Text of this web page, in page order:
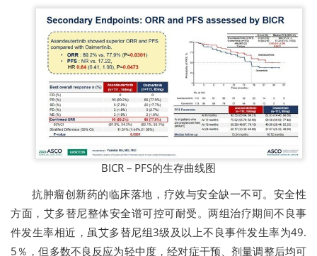
BICR－PFS的生存曲线图
抗肿瘤创新药的临床落地，疗效与安全缺一不可。安全性
方面，艾多替尼整体安全谱可控可耐受。两组治疗期间不良事
件发生率相近，虽艾多替尼组3级及以上不良事件发生率为49.
5％，但多数不良反应为轻中度，经对症干预、剂量调整后均可